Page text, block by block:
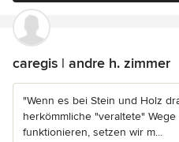
caregis | andre h. zimmer
"Wenn es bei Stein und Holz
herkömmliche "veraltete"
funktionieren, setzen wir m...